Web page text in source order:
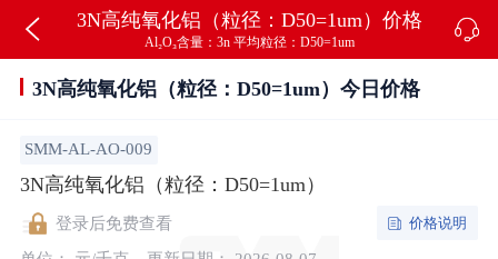
3N高纯氧化铝（粒径：D50=1um）价格
Al₂O₃含量：3n 平均粒径：D50=1um
3N高纯氧化铝（粒径：D50=1um）今日价格
SMM-AL-AO-009
3N高纯氧化铝（粒径：D50=1um）
登录后免费查看
价格说明